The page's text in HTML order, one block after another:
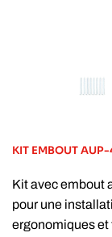
KIT EMBOUT
Kit avec embout
pour une
ergonomiques et